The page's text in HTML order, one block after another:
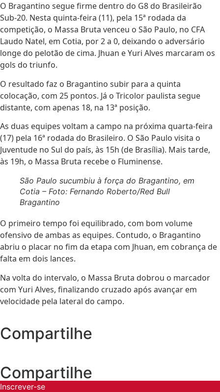
O Bragantino segue firme dentro do G8 do Brasileirão
Sub-20. Nesta quinta-feira (11), pela 15ª rodada da
competição, o Massa Bruta venceu o São Paulo, no CFA
Laudo Natel, em Cotia, por 2 a 0, deixando o adversário
longe do pelotão de cima. Jhuan e Yuri Alves marcaram os
gols do triunfo.
O resultado faz o Bragantino subir para a quinta
colocação, com 25 pontos. Já o Tricolor paulista segue
distante, com apenas 18, na 13ª posição.
As duas equipes voltam a campo na próxima quarta-feira
(17) pela 16ª rodada do Brasileiro. O São Paulo visita o
Juventude no Sul do país, às 15h (de Brasília). Mais tarde,
às 19h, o Massa Bruta recebe o Fluminense.
São Paulo sucumbiu à força do Bragantino, em
Cotia – Foto: Fernando Roberto/Red Bull
Bragantino
O primeiro tempo foi equilibrado, com bom volume
ofensivo de ambas as equipes. Contudo, o Bragantino
abriu o placar no fim da etapa com Jhuan, em cobrança de
falta em dois lances.
Na volta do intervalo, o Massa Bruta dobrou o marcador
com Yuri Alves, finalizando cruzado após avançar em
velocidade pela lateral do campo.
Compartilhe
Compartilhe
Inscrever-se